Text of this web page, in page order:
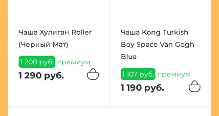
Чаша Хулиган Roller
(Черный Мат)
1 200 руб. премиум
1 290 руб.
Чаша Kong Turkish
Boy Space Van Gogh
Blue
1 107 руб. премиум
1 190 руб.